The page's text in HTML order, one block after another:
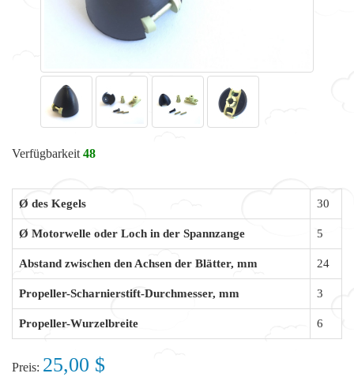
Verfügbarkeit 48
Ø des Kegels 30
Ø Motorwelle oder Loch in der Spannzange 5
Abstand zwischen den Achsen der Blätter, mm 24
Propeller-Scharnierstift-Durchmesser, mm 3
Propeller-Wurzelbreite 6
Preis: 25,00 $